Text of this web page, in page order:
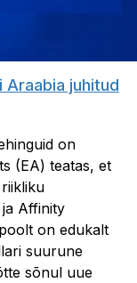
Araabia juhitud
on
(EA) teatas, et
Affinity
on edukalt
suurune
sõnul uue